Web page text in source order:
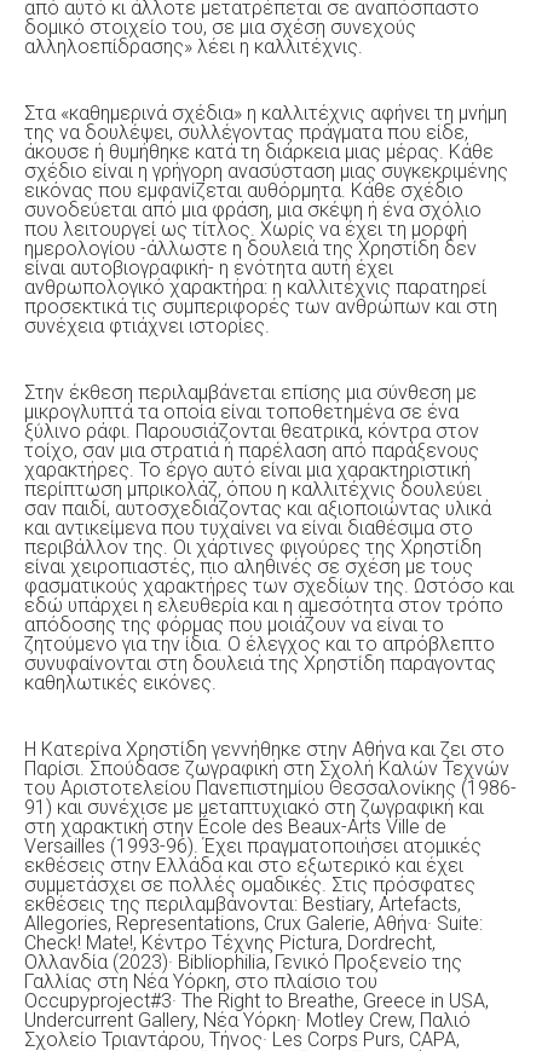
από αυτό κι άλλοτε μετατρέπεται σε αναπόσπαστο
δομικό στοιχείο του, σε μια σχέση συνεχούς
αλληλοεπίδρασης» λέει η καλλιτέχνις.
Στα «καθημερινά σχέδια» η καλλιτέχνις αφήνει τη μνήμη
της να δουλέψει, συλλέγοντας πράγματα που είδε,
άκουσε ή θυμήθηκε κατά τη διάρκεια μιας μέρας. Κάθε
σχέδιο είναι η γρήγορη ανασύσταση μιας συγκεκριμένης
εικόνας που εμφανίζεται αυθόρμητα. Κάθε σχέδιο
συνοδεύεται από μια φράση, μια σκέψη ή ένα σχόλιο
που λειτουργεί ως τίτλος. Χωρίς να έχει τη μορφή
ημερολογίου -άλλωστε η δουλειά της Χρηστίδη δεν
είναι αυτοβιογραφική- η ενότητα αυτή έχει
ανθρωπολογικό χαρακτήρα: η καλλιτέχνις παρατηρεί
προσεκτικά τις συμπεριφορές των ανθρώπων και στη
συνέχεια φτιάχνει ιστορίες.
Στην έκθεση περιλαμβάνεται επίσης μια σύνθεση με
μικρογλυπτά τα οποία είναι τοποθετημένα σε ένα
ξύλινο ράφι. Παρουσιάζονται θεατρικά, κόντρα στον
τοίχο, σαν μια στρατιά ή παρέλαση από παράξενους
χαρακτήρες. Το έργο αυτό είναι μια χαρακτηριστική
περίπτωση μπρικολάζ, όπου η καλλιτέχνις δουλεύει
σαν παιδί, αυτοσχεδιάζοντας και αξιοποιώντας υλικά
και αντικείμενα που τυχαίνει να είναι διαθέσιμα στο
περιβάλλον της. Οι χάρτινες φιγούρες της Χρηστίδη
είναι χειροπιαστές, πιο αληθινές σε σχέση με τους
φασματικούς χαρακτήρες των σχεδίων της. Ωστόσο και
εδώ υπάρχει η ελευθερία και η αμεσότητα στον τρόπο
απόδοσης της φόρμας που μοιάζουν να είναι το
ζητούμενο για την ίδια. Ο έλεγχος και το απρόβλεπτο
συνυφαίνονται στη δουλειά της Χρηστίδη παράγοντας
καθηλωτικές εικόνες.
Η Κατερίνα Χρηστίδη γεννήθηκε στην Αθήνα και ζει στο
Παρίσι. Σπούδασε ζωγραφική στη Σχολή Καλών Τεχνών
του Αριστοτελείου Πανεπιστημίου Θεσσαλονίκης (1986-
91) και συνέχισε με μεταπτυχιακό στη ζωγραφική και
στη χαρακτική στην École des Beaux-Arts Ville de
Versailles (1993-96). Έχει πραγματοποιήσει ατομικές
εκθέσεις στην Ελλάδα και στο εξωτερικό και έχει
συμμετάσχει σε πολλές ομαδικές. Στις πρόσφατες
εκθέσεις της περιλαμβάνονται: Bestiary, Artefacts,
Allegories, Representations, Crux Galerie, Αθήνα· Suite:
Check! Mate!, Κέντρο Τέχνης Pictura, Dordrecht,
Ολλανδία (2023)· Bibliophilia, Γενικό Προξενείο της
Γαλλίας στη Νέα Υόρκη, στο πλαίσιο του
Occupyproject#3· The Right to Breathe, Greece in USA,
Undercurrent Gallery, Νέα Υόρκη· Motley Crew, Παλιό
Σχολείο Τριαντάρου, Τήνος· Les Corps Purs, CAPA,